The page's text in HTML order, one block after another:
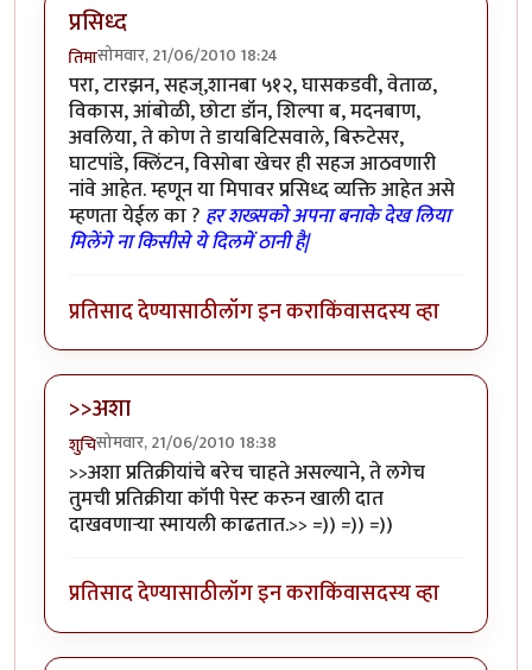
प्रसिध्द
तिमासोमवार, 21/06/2010 18:24
परा, टारझन, सहज्,शानबा ५१२, घासकडवी, वेताळ,
विकास, आंबोळी, छोटा डॉन, शिल्पा ब, मदनबाण,
अवलिया, ते कोण ते डायबिटिसवाले, बिरुटेसर,
घाटपांडे, क्लिंटन, विसोबा खेचर ही सहज आठवणारी
नांवे आहेत. म्हणून या मिपावर प्रसिध्द व्यक्ति आहेत असे
म्हणता येईल का ? हर शख्सको अपना बनाके देख लिया
मिलेंगे ना किसीसे ये दिलमें ठानी है|
प्रतिसाद देण्यासाठीलॉग इन कराकिंवासदस्य व्हा
>>अशा
शुचिसोमवार, 21/06/2010 18:38
>>अशा प्रतिक्रीयांचे बरेच चाहते असल्याने, ते लगेच
तुमची प्रतिक्रीया कॉपी पेस्ट करुन खाली दात
दाखवणार्‍या स्मायली काढतात.>> =)) =)) =))
प्रतिसाद देण्यासाठीलॉग इन कराकिंवासदस्य व्हा